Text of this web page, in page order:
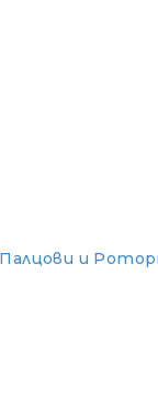
Палцови и